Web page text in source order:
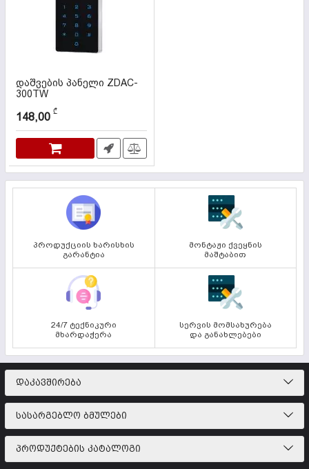
დაშვების პანელი ZDAC-
300TW
000091
148,00 ₾
პროდუქციის ხარისხის
გარანტია
მონტაჟი ქვეყნის
მაშტაბით
24/7 ტექნიკური
მხარდაჭერა
სერვის მომსახურება
და განახლებები
ᲓᲐᲙᲐᲕᲨᲘᲠᲔᲑᲐ
ᲡᲐᲡᲐᲠᲒᲔᲑᲚᲝ ᲑᲛᲣᲚᲔᲑᲘ
ᲞᲠᲝᲓᲣᲥᲢᲔᲑᲘᲡ ᲙᲐᲢᲐᲚᲝᲒᲘ